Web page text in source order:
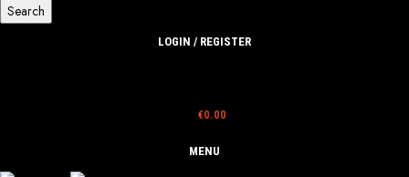
Search
LOGIN / REGISTER
€0.00
MENU